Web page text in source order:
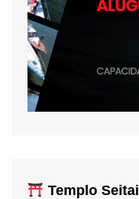
Templo Seitai